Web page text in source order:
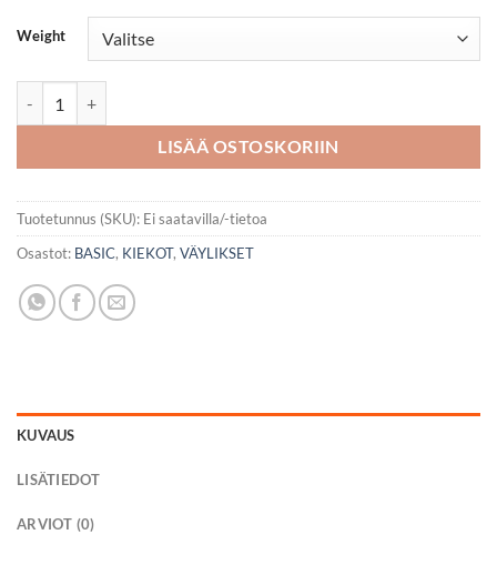
Weight
LISÄÄ OSTOSKORIIN
Tuotetunnus (SKU): Ei saatavilla/-tietoa
Osastot: BASIC, KIEKOT, VÄYLIKSET
KUVAUS
LISÄTIEDOT
ARVIOT (0)